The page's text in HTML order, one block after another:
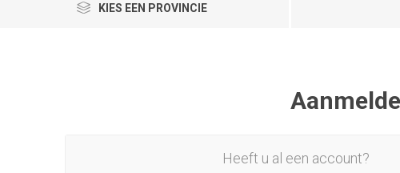
KIES EEN PROVINCIE
Heeft u al een account?